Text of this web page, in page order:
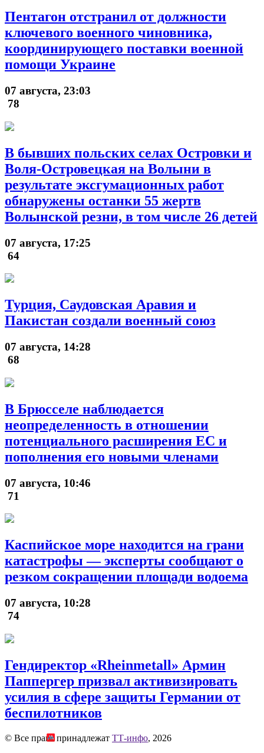
Пентагон отстранил от должности
ключевого военного чиновника,
координирующего поставки военной
помощи Украине
07 августа, 23:03
78
В бывших польских селах Островки и
Воля-Островецкая на Волыни в
результате эксгумационных работ
обнаружены останки 55 жертв
Волынской резни, в том числе 26 детей
07 августа, 17:25
64
Турция, Саудовская Аравия и
Пакистан создали военный союз
07 августа, 14:28
68
В Брюсселе наблюдается
неопределенность в отношении
потенциального расширения ЕС и
пополнения его новыми членами
07 августа, 10:46
71
Каспийское море находится на грани
катастрофы — эксперты сообщают о
резком сокращении площади водоема
07 августа, 10:28
74
Гендиректор «Rheinmetall» Армин
Паппергер призвал активизировать
усилия в сфере защиты Германии от
беспилотников
© Все права принадлежат ТТ-инфо, 2026